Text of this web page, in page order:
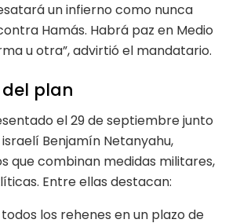
un infierno como nunca
Hamás. Habrá paz en Medio
u otra”, advirtió el mandatario.
plan
el 29 de septiembre junto
Benjamín Netanyahu,
que combinan medidas militares,
Entre ellas destacan:
los rehenes en un plazo de